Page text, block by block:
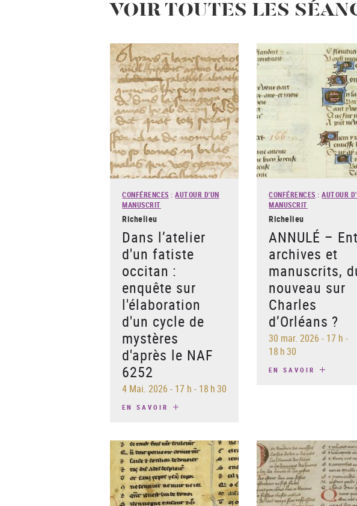
VOIR TOUTES LES
CONFÉRENCES : AUTOUR D'UN
MANUSCRIT
Richelieu
Dans l’atelier
d'un fatiste
occitan :
enquête sur
l'élaboration
d'un cycle de
mystères
d'après le NAF
6252
4 Mai. 2026 - 17 h - 18 h 30
EN SAVOIR
CONFÉRENCES : AUTOUR
MANUSCRIT
Richelieu
ANNULÉ –
archives et
manuscrits,
nouveau sur
Charles
d’Orléans ?
30 mar. 2026 - 17 h -
18 h 30
EN SAVOIR